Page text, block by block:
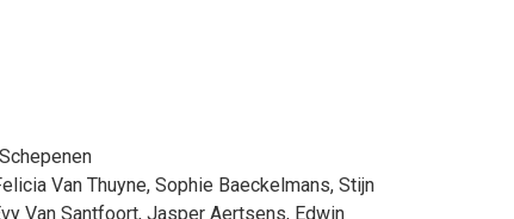
Van Thuyne, Sophie Baeckelmans, Stijn
Van Santfoort, Jasper Aertsens, Edwin